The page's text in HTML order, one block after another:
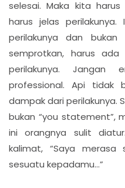
selesai. Maka kita
harus jelas
perilakunya dan
semprotkan, harus
perilakunya. Jangan
professional. Api tidak
dampak dari perilakunya.
bukan “you statement”,
ini orangnya sulit
kalimat, “Saya merasa
sesuatu kepadamu…”